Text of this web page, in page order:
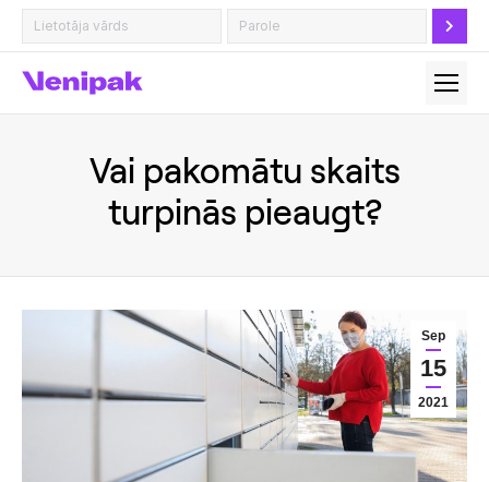
Vai pakomātu skaits
turpinās pieaugt?
Sep
15
2021